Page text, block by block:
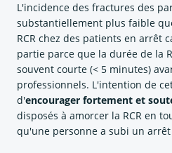
L'incidence des fractures des
substantiellement plus faible
RCR chez des patients en
partie parce que la durée de la
souvent courte (< 5 minutes)
professionnels. L'intention de
d'encourager fortement et
disposés à amorcer la RCR en
qu'une personne a subi un